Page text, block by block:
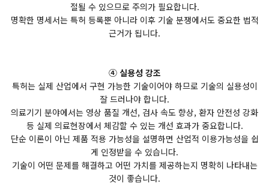
절될 수 있으므로 주의가 필요합니다.
명확한 명세서는 특허 등록뿐 아니라 이후 기술 분쟁에서도 중요한 법적
근거가 됩니다.
④ 실용성 강조
특허는 실제 산업에서 구현 가능한 기술이어야 하므로 기술의 실용성이
잘 드러나야 합니다.
의료기기 분야에서는 영상 품질 개선, 검사 속도 향상, 환자 안전성 강화
등 실제 의료현장에서 체감할 수 있는 개선 효과가 중요합니다.
단순 이론이 아닌 제품 적용 가능성을 설명하면 산업적 이용가능성을 쉽
게 인정받을 수 있습니다.
기술이 어떤 문제를 해결하고 어떤 가치를 제공하는지 명확히 나타내는
것이 좋습니다.